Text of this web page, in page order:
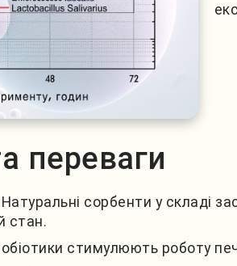
переваги
сорбенти у складі
стан.
стимулюють роботу